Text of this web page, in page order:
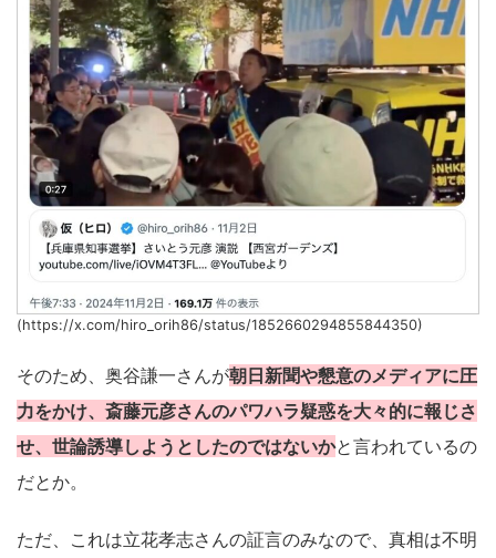
(https://x.com/hiro_orih86/status/1852660294855844350)
そのため、奥谷謙一さんが朝日新聞や懇意のメディアに圧
力をかけ、斎藤元彦さんのパワハラ疑惑を大々的に報じさ
せ、世論誘導しようとしたのではないかと言われているの
だとか。
ただ、これは立花孝志さんの証言のみなので、真相は不明